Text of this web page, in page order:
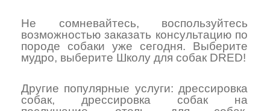
Не сомневайтесь, воспользуйтесь
возможностью заказать консультацию по
породе собаки уже сегодня. Выберите
мудро, выберите Школу для собак DRED!
Другие популярные услуги:дрессировка
собак,дрессировка собак на